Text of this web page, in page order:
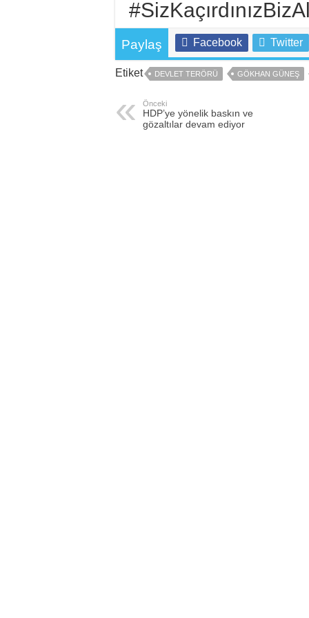
Paylaş Facebook Twitter
Etiket DEVLET TERÖRÜ GÖKHAN GÜNEŞ
Önceki
HDP’ye yönelik baskın ve
gözaltılar devam ediyor